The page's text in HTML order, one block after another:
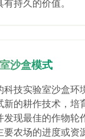
持久的价值。
沙盒模式
科技实验室沙盒环
新的耕作技术，培
发现最佳的作物轮
农场的进度或资